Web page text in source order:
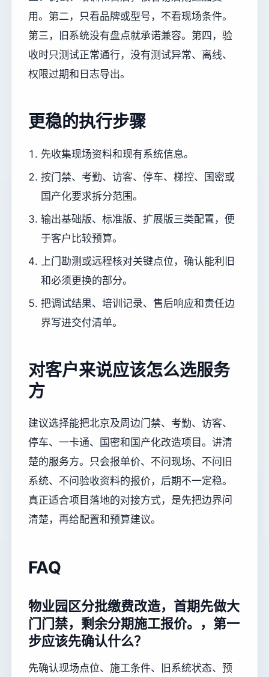
用。第二，只看品牌或型号，不看现场条件。
第三，旧系统没有盘点就承诺兼容。第四，验
收时只测试正常通行，没有测试异常、离线、
权限过期和日志导出。
更稳的执行步骤
先收集现场资料和现有系统信息。
按门禁、考勤、访客、停车、梯控、国密或
国产化要求拆分范围。
输出基础版、标准版、扩展版三类配置，便
于客户比较预算。
上门勘测或远程核对关键点位，确认能利旧
和必须更换的部分。
把调试结果、培训记录、售后响应和责任边
界写进交付清单。
对客户来说应该怎么选服务
方
建议选择能把北京及周边门禁、考勤、访客、
停车、一卡通、国密和国产化改造项目。讲清
楚的服务方。只会报单价、不问现场、不问旧
系统、不问验收资料的报价，后期不一定稳。
真正适合项目落地的对接方式，是先把边界问
清楚，再给配置和预算建议。
FAQ
物业园区分批缴费改造，首期先做大
门门禁，剩余分期施工报价。，第一
步应该先确认什么？
先确认现场点位、施工条件、旧系统状态、预